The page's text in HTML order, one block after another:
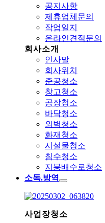
공지사항
제휴업체문의
작업일지
온라인견적문의
회사소개
인사말
회사위치
준공청소
창고청소
공장청소
바닥청소
외벽청소
화재청소
시설물청소
침수청소
지붕배수로청소
소독.방역
사업장청소